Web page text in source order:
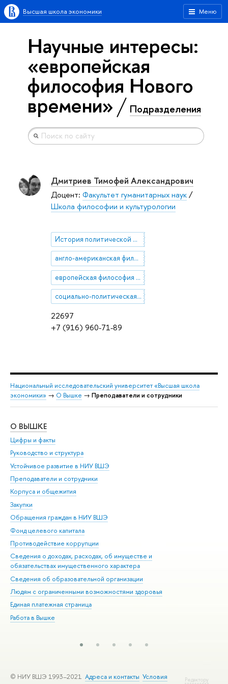
Меню
Высшая школа экономики
Научные интересы:
«европейская
философия Нового
времени» Подразделения
22697
+7 (916) 960-71-89
Дмитриев Тимофей Александрович
Доцент: Факультет гуманитарных наук/
Школа философии и культурологии
История политической философии
англо-американская философия XIX─XX вв.
европейская философия Нового времени
социально-политическая теория XIX─XX вв.
Национальный исследовательский университет «Высшая школа
экономики» → О Вышке → Преподаватели и сотрудники
О ВЫШКЕ
Цифры и факты
Руководство и структура
Устойчивое развитие в НИУ ВШЭ
Преподаватели и сотрудники
Корпуса и общежития
Закупки
Обращения граждан в НИУ ВШЭ
Фонд целевого капитала
Противодействие коррупции
Сведения о доходах, расходах, об имуществе и
обязательствах имущественного характера
Сведения об образовательной организации
Людям с ограниченными возможностями здоровья
Единая платежная страница
Работа в Вышке
Редактору
© НИУ ВШЭ 1993–2021 Адреса и контакты Условия